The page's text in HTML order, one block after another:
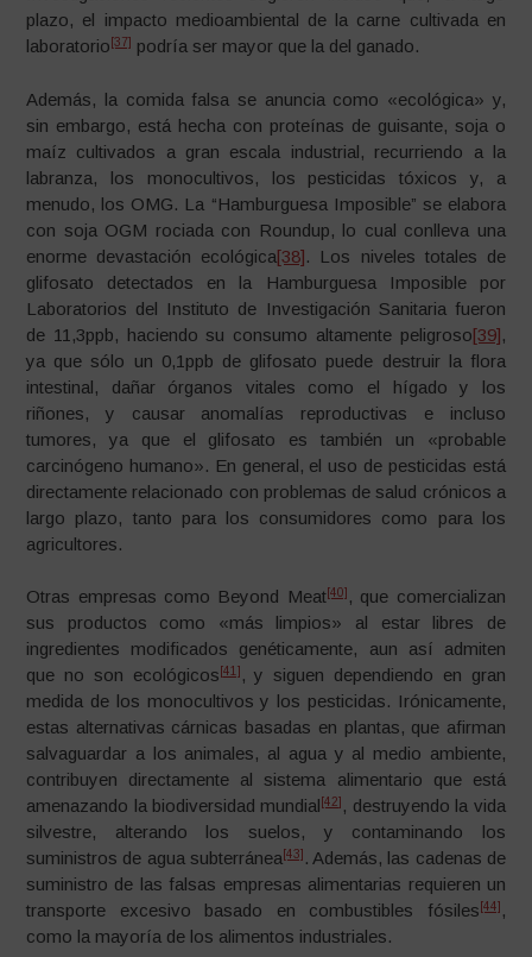
plazo, el impacto medioambiental de la carne cultivada en
laboratorio [37] podría ser mayor que la del ganado.
Además, la comida falsa se anuncia como «ecológica» y,
sin embargo, está hecha con proteínas de guisante, soja o
maíz cultivados a gran escala industrial, recurriendo a la
labranza, los monocultivos, los pesticidas tóxicos y, a
menudo, los OMG. La “Hamburguesa Imposible” se elabora
con soja OGM rociada con Roundup, lo cual conlleva una
enorme devastación ecológica[38]. Los niveles totales de
glifosato detectados en la Hamburguesa Imposible por
Laboratorios del Instituto de Investigación Sanitaria fueron
de 11,3ppb, haciendo su consumo altamente peligroso[39],
ya que sólo un 0,1ppb de glifosato puede destruir la flora
intestinal, dañar órganos vitales como el hígado y los
riñones, y causar anomalías reproductivas e incluso
tumores, ya que el glifosato es también un «probable
carcinógeno humano». En general, el uso de pesticidas está
directamente relacionado con problemas de salud crónicos a
largo plazo, tanto para los consumidores como para los
agricultores.
Otras empresas como Beyond Meat[40] , que comercializan
sus productos como «más limpios» al estar libres de
ingredientes modificados genéticamente, aun así admiten
que no son ecológicos [41] , y siguen dependiendo en gran
medida de los monocultivos y los pesticidas. Irónicamente,
estas alternativas cárnicas basadas en plantas, que afirman
salvaguardar a los animales, al agua y al medio ambiente,
contribuyen directamente al sistema alimentario que está
amenazando la biodiversidad mundial [42] , destruyendo la vida
silvestre, alterando los suelos, y contaminando los
suministros de agua subterránea [43] . Además, las cadenas de
suministro de las falsas empresas alimentarias requieren un
transporte excesivo basado en combustibles fósiles [44] ,
como la mayoría de los alimentos industriales.